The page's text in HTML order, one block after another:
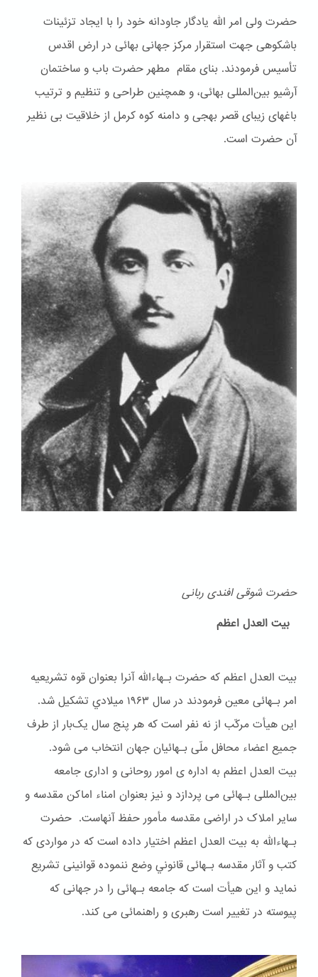
حضرت ولی امر الله یادگار جاودانه خود را با ایجاد تزئینات
باشكوهی جهت استقرار مرکز جهانی بهائی در ارض اقدس
تأسیس فرمودند. بنای مقام مطهر حضرت باب و ساختمان
آرشیو بین‌المللی بهائی، و همچنین طراحی و تنظیم و ترتیب
باغهای زیبای قصر بهجی و دامنه کوه کرمل از خلاقیت بی نظیر
آن حضرت است.
حضرت شوقی افندی ربانی
بیت العدل اعظم
بیت العدل اعظم که حضرت بـهاءالله آنرا بعنوان قوه تشریعیه
امر بـهائی معین فرمودند در سال ۱۹۶۳ ميلادي تشکیل شد.
این هیأت مرکّب از نه نفر است که هر پنج سال یک‌بار از طرف
جمیع اعضاء محافل ملّی بـهائیان جهان انتخاب می شود.
بیت العدل اعظم به اداره ی امور روحانی و اداری جامعه
بین‌المللی بـهائی می پردازد و نیز بعنوان امناء اماکن مقدسه و
سایر املاک در اراضی مقدسه مأمور حفظ آنهاست. حضرت
بـهاءالله به بیت العدل اعظم اختیار داده است که در مواردی که
کتب و آثار مقدسه بـهائی قانوني وضع ننموده قوانینی تشریع
نماید و این هیأت است که جامعه بـهائی را در جهانی که
پیوسته در تغییر است رهبری و راهنمائی می کند.